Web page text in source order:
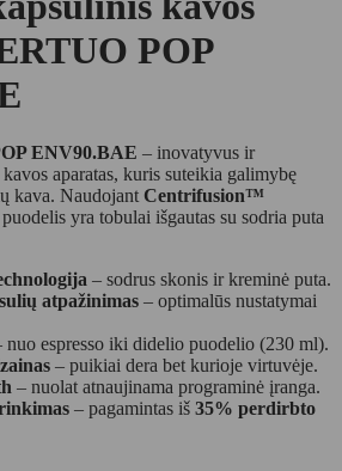
POP
ENV90.BAE – inovatyvus ir
aparatas, kuris suteikia galimybę
kava. Naudojant Centrifusion™
yra tobulai išgautas su sodria puta
– sodrus skonis ir kreminė puta.
atpažinimas – optimalūs nustatymai
nuo espresso iki didelio puodelio (230 ml).
– puikiai dera bet kurioje virtuvėje.
– nuolat atnaujinama programinė įranga.
– pagamintas iš 35% perdirbto